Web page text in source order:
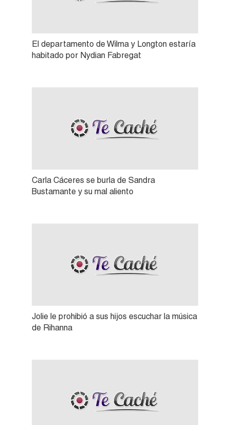
El departamento de Wilma y Longton estaría
habitado por Nydian Fabregat
Carla Cáceres se burla de Sandra
Bustamante y su mal aliento
Jolie le prohibió a sus hijos escuchar la música
de Rihanna